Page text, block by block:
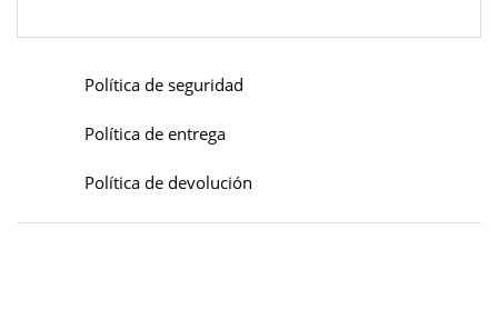
Política de seguridad
Política de entrega
Política de devolución